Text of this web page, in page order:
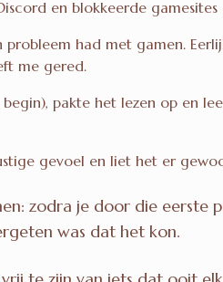
en blokkeerde
had met gamen.
me gered.
pakte het lezen op en
gevoel en liet het er
zodra je door die eerste
was dat het kon.